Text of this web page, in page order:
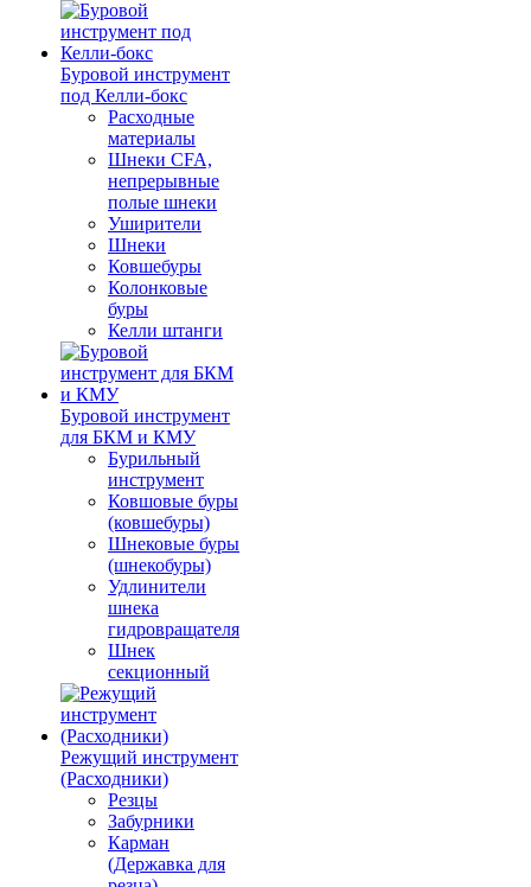
Буровой инструмент
под Келли-бокс
Расходные
материалы
Шнеки CFA,
непрерывные
полые шнеки
Уширители
Шнеки
Ковшебуры
Колонковые
буры
Келли штанги
Буровой инструмент
для БКМ и КМУ
Бурильный
инструмент
Ковшовые буры
(ковшебуры)
Шнековые буры
(шнекобуры)
Удлинители
шнека
гидровращателя
Шнек
секционный
Режущий инструмент
(Расходники)
Резцы
Забурники
Карман
(Державка для